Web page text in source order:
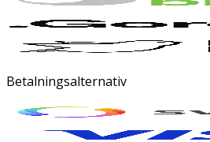
Betalningsalternativ